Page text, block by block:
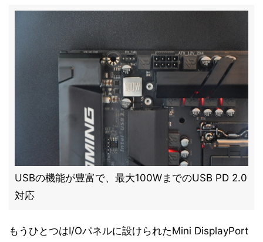
USBの機能が豊富で、最大100WまでのUSB PD 2.0
対応
もうひとつはI/Oパネルに設けられたMini DisplayPort